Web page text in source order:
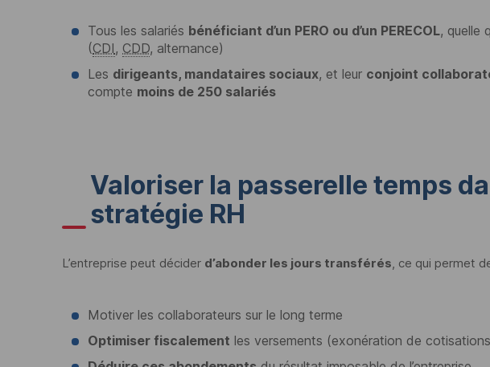
Tous les salariés bénéficiant d’un PERO ou d’un PERECOL, quelle
(CDI, CDD, alternance)
Les dirigeants, mandataires sociaux, et leur conjoint
compte moins de 250 salariés
Valoriser la passerelle temps
stratégie RH
L’entreprise peut décider d’abonder les jours transférés, ce qui permet
Motiver les collaborateurs sur le long terme
Optimiser fiscalement les versements (exonération de